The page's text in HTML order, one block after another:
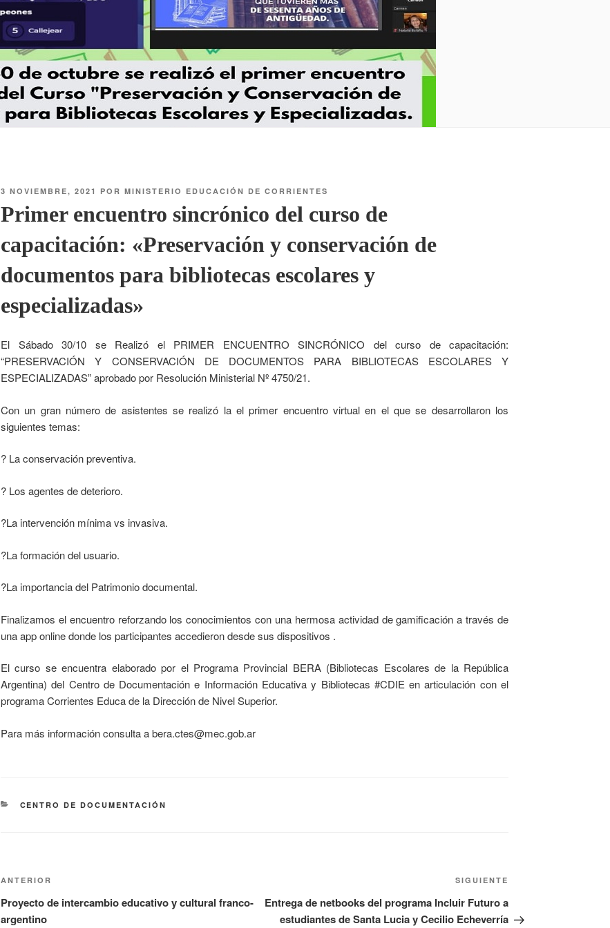
3 NOVIEMBRE, 2021 POR MINISTERIO EDUCACIÓN DE CORRIENTES
Primer encuentro sincrónico del curso de
capacitación: «Preservación y conservación de
documentos para bibliotecas escolares y
especializadas»
El Sábado 30/10 se Realizó el PRIMER ENCUENTRO SINCRÓNICO del curso de capacitación:
“PRESERVACIÓN Y CONSERVACIÓN DE DOCUMENTOS PARA BIBLIOTECAS ESCOLARES Y
ESPECIALIZADAS” aprobado por Resolución Ministerial Nº 4750/21.
Con un gran número de asistentes se realizó la el primer encuentro virtual en el que se desarrollaron los
siguientes temas:
? La conservación preventiva.
? Los agentes de deterioro.
?La intervención mínima vs invasiva.
?La formación del usuario.
?La importancia del Patrimonio documental.
Finalizamos el encuentro reforzando los conocimientos con una hermosa actividad de gamificación a través de
una app online donde los participantes accedieron desde sus dispositivos .
El curso se encuentra elaborado por el Programa Provincial BERA (Bibliotecas Escolares de la República
Argentina) del Centro de Documentación e Información Educativa y Bibliotecas #CDIE en articulación con el
programa Corrientes Educa de la Dirección de Nivel Superior.
Para más información consulta a bera.ctes@mec.gob.ar
CENTRO DE DOCUMENTACIÓN
ANTERIOR
Proyecto de intercambio educativo y cultural franco-
argentino
SIGUIENTE
Entrega de netbooks del programa Incluir Futuro a
estudiantes de Santa Lucia y Cecilio Echeverría